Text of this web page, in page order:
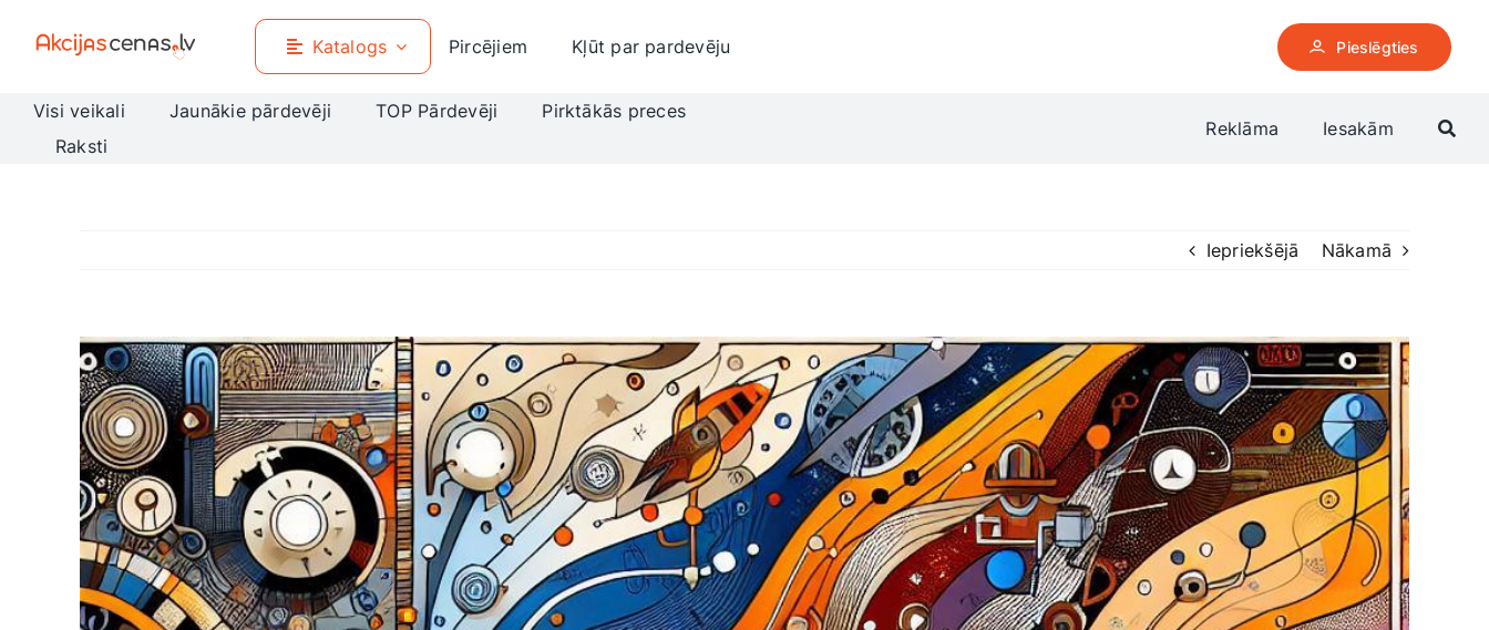
Katalogs Pircējiem Kļūt par pardevēju Pieslēgties
Visi veikali Jaunākie pārdevēji TOP Pārdevēji
Pirktākās preces
Raksti
Reklāma Iesakām
Iepriekšējā Nākamā
View
Larger
Image